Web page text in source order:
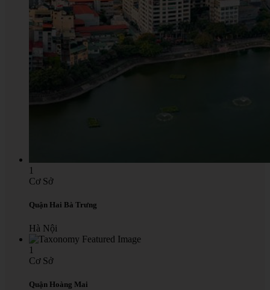
1
Cơ Sở
Quận Hai Bà Trưng
Hà Nội
1
Cơ Sở
Quận Hoàng Mai